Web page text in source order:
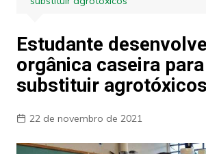
Estudante
orgânica caseira para
substituir agrotóxicos
22 de novembro de 2021